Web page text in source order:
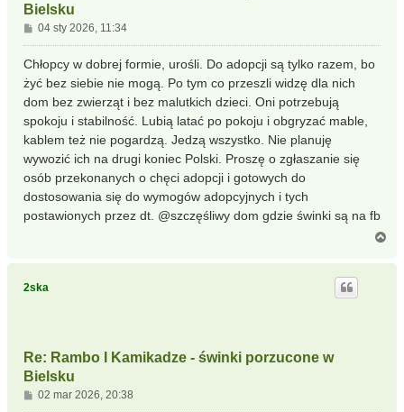
Bielsku
P
o
s
04 sty 2026, 11:34
Chłopcy w dobrej formie, urośli. Do adopcji są tylko razem, bo
żyć bez siebie nie mogą. Po tym co przeszli widzę dla nich
dom bez zwierząt i bez malutkich dzieci. Oni potrzebują
spokoju i stabilność. Lubią latać po pokoju i obgryzać mable,
kablem też nie pogardzą. Jedzą wszystko. Nie planuję
wywozić ich na drugi koniec Polski. Proszę o zgłaszanie się
osób przekonanych o chęci adopcji i gotowych do
dostosowania się do wymogów adopcyjnych i tych
postawionych przez dt. @szczęśliwy dom gdzie świnki są na fb
g
2ska
Re: Rambo I Kamikadze - świnki porzucone w
Bielsku
P02 mar 2026, 20:38